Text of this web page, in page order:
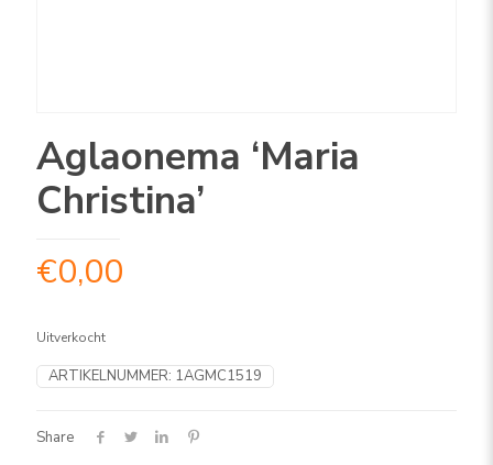
Aglaonema ‘Maria
Christina’
€0,00
Uitverkocht
ARTIKELNUMMER: 1AGMC1519
Share